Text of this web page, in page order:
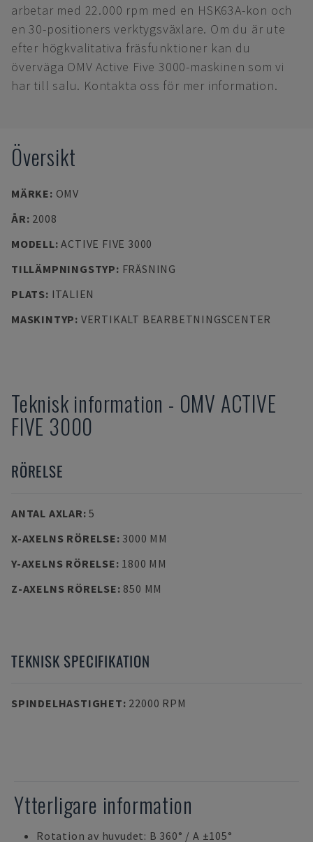
arbetar med 22.000 rpm med en HSK63A-kon och
en 30-positioners verktygsväxlare. Om du är ute
efter högkvalitativa fräsfunktioner kan du
överväga OMV Active Five 3000-maskinen som vi
har till salu. Kontakta oss för mer information.
Översikt
MÄRKE: OMV
ÅR: 2008
MODELL:ACTIVE FIVE 3000
TILLÄMPNINGSTYP: FRÄSNING
PLATS: ITALIEN
MASKINTYP: VERTIKALT BEARBETNINGSCENTER
Teknisk information - OMV ACTIVE
FIVE 3000
RÖRELSE
ANTAL AXLAR:5
X-AXELNS RÖRELSE: 3000 MM
Y-AXELNS RÖRELSE: 1800 MM
Z-AXELNS RÖRELSE: 850 MM
TEKNISK SPECIFIKATION
SPINDELHASTIGHET: 22000 RPM
Ytterligare information
Rotation av huvudet: B 360° / A ±105°